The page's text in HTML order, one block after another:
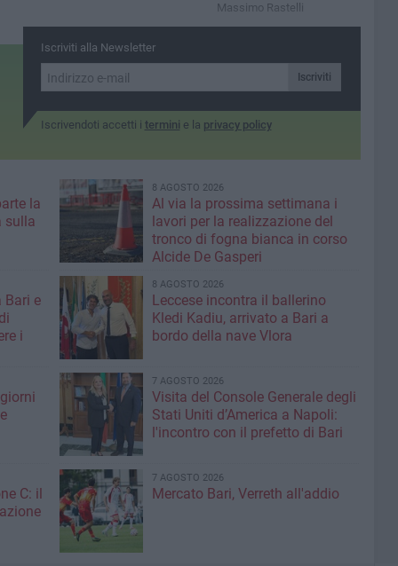
Massimo Rastelli
Iscriviti alla Newsletter
Iscriviti
Iscrivendoti accetti i termini e la privacy policy
la
sulla
8 AGOSTO 2026
Al via la prossima settimana i
lavori per la realizzazione del
tronco di fogna bianca in corso
Alcide De Gasperi
Bari e
i
8 AGOSTO 2026
Leccese incontra il ballerino
Kledi Kadiu, arrivato a Bari a
bordo della nave Vlora
7 AGOSTO 2026
Visita del Console Generale degli
Stati Uniti d’America a Napoli:
l'incontro con il prefetto di Bari
C: il
7 AGOSTO 2026
Mercato Bari, Verreth all'addio